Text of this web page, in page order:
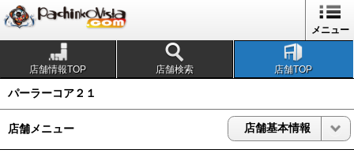
メニュー
店舗情報TOP 店舗検索 店舗TOP
パーラーコア２１
店舗メニュー 店舗基本情報